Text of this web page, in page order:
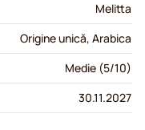
Melitta
Origine unică, Arabica
Medie (5/10)
30.11.2027